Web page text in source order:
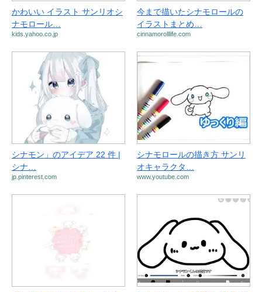
かわいい イラスト サンリオシ
ナモロール…
kids.yahoo.co.jp
今まで描いたシナモロールの
イラストまとめ…
cinnamorolllife.com
シナモン」のアイデア 22 件 |
シナ…
jp.pinterest.com
シナモロールの描き方 サンリ
オキャラクタ…
www.youtube.com